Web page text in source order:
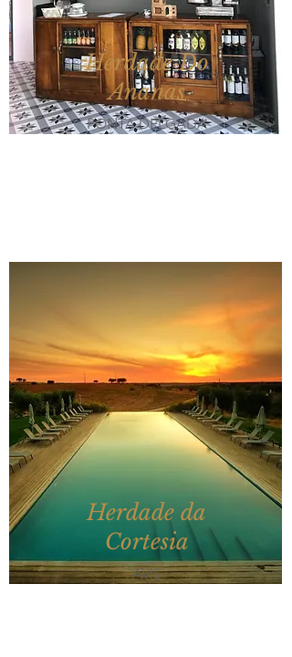
Herdade Do
Ananas
PONTA DELGADA
Herdade da
Cortesia
AVIS